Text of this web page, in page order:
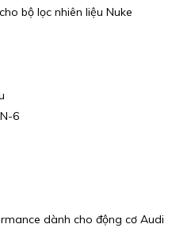
bộ lọc nhiên liệu Nuke
6
dành cho động cơ Audi